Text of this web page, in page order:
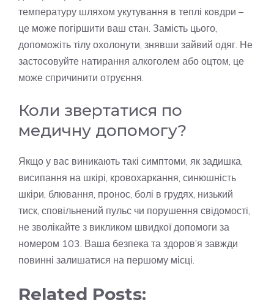
температуру шляхом укутування в теплі ковдри –
це може погіршити ваш стан. Замість цього,
допоможіть тілу охолонути, знявши зайвий одяг. Не
застосовуйте натирання алкоголем або оцтом, це
може спричинити отруєння.
Коли звертатися по
медичну допомогу?
Якщо у вас виникають такі симптоми, як задишка,
висипання на шкірі, кровохаркання, синюшність
шкіри, блювання, пронос, болі в грудях, низький
тиск, сповільнений пульс чи порушення свідомості,
не зволікайте з викликом швидкої допомоги за
номером 103. Ваша безпека та здоров’я завжди
повинні залишатися на першому місці.
Related Posts: